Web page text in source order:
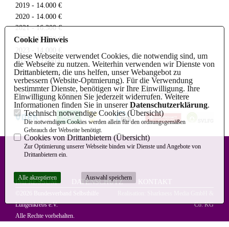
2019 - 14.000 €
2020 - 14.000 €
2021 - 16.300 €
2022 - 14.000 €
2023 - 14.000 €
2024 - 12.000 €
2025 - 15.500 €
Wir bedanken uns herzlich für die finanzielle Unterstützung.
IMPRESSUM DATENSCHUTZ KONTAKT
©2026 Bundesverband Selbsthilfe
Lungenkrebs e.V.
Alle Rechte vorbehalten.
Co. KG
Cookie Hinweis
Diese Webseite verwendet Cookies, die notwendig sind, um
die Webseite zu nutzen. Weiterhin verwenden wir Dienste von
Drittanbietern, die uns helfen, unser Webangebot zu
verbessern (Website-Optmierung). Für die Verwendung
bestimmter Dienste, benötigen wir Ihre Einwilligung. Ihre
Einwilligung können Sie jederzeit widerrufen. Weitere
Informationen finden Sie in unsererDatenschutzerklärung.
Technisch notwendige Cookies (Übersicht)
Die notwendigen Cookies werden allein für den ordnungsgemäßen
Gebrauch der Webseite benötigt.
Cookies von Drittanbietern (Übersicht)
Zur Optimierung unserer Webseite binden wir Dienste und Angebote von
Drittanbietern ein.
Alle akzeptieren Auswahl speichern